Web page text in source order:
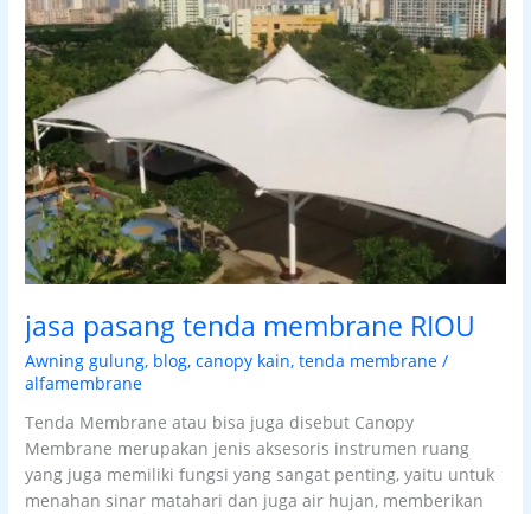
jasa pasang tenda membrane RIOU
Awning gulung, blog,canopy kain,tenda membrane /
alfamembrane
Tenda Membrane atau bisa juga disebut Canopy
Membrane merupakan jenis aksesoris instrumen ruang
yang juga memiliki fungsi yang sangat penting, yaitu untuk
menahan sinar matahari dan juga air hujan, memberikan
pasang
tenda
membrane
RIOU